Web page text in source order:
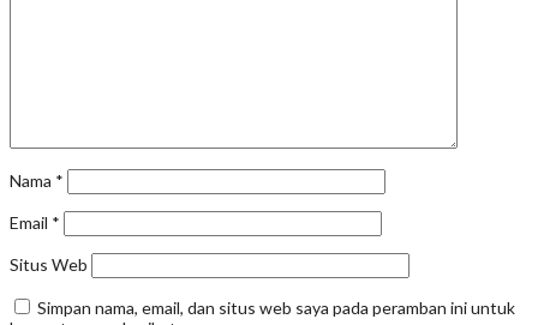
Nama *
Email *
Situs Web
Simpan nama, email, dan situs web saya pada peramban ini untuk